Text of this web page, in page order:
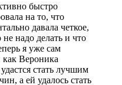
быстро
на то, что
давала четкое,
надо делать и что
я уже сам
Вероника
стать лучшим
а ей удалось стать